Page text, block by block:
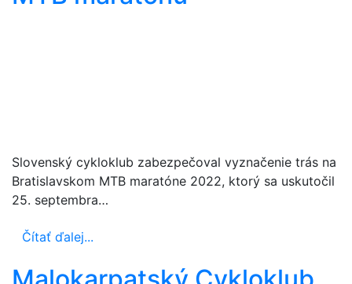
Slovenský cykloklub zabezpečoval vyznačenie trás na
Bratislavskom MTB maratóne 2022, ktorý sa uskutočil
25. septembra…
Čítať ďalej...